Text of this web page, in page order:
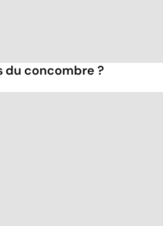
du concombre ?